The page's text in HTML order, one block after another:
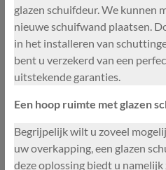
glazen schuifdeur. We kunnen
nieuwe schuifwand plaatsen.
in het installeren van
bent u verzekerd van een
uitstekende garanties.
Een hoop ruimte met glazen
Begrijpelijk wilt u zoveel
uw overkapping, een glazen
deze oplossing biedt u